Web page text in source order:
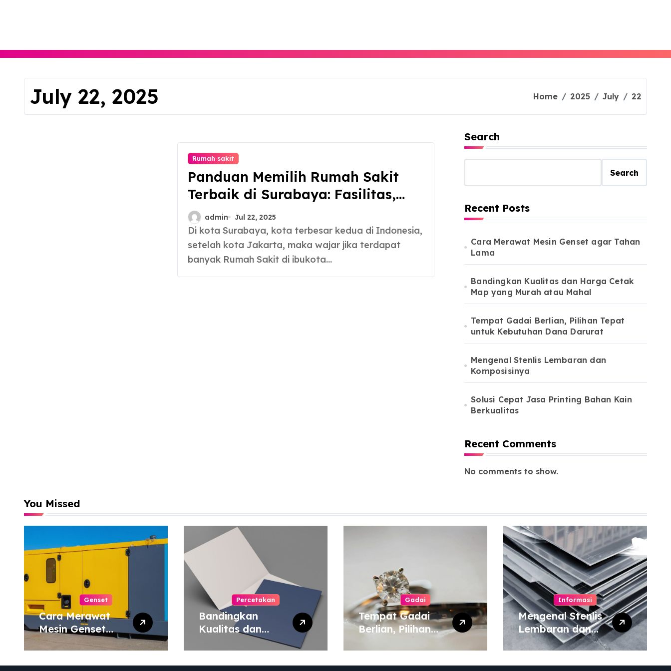
July 22, 2025 Home 2025 July 22
Rumah sakit
Panduan Memilih Rumah Sakit
Terbaik di Surabaya: Fasilitas,
Pelayanan, dan Biaya
admin Jul 22, 2025
Di kota Surabaya, kota terbesar kedua di Indonesia,
setelah kota Jakarta, maka wajar jika terdapat
banyak Rumah Sakit di ibukota…
Search
Search
Recent Posts
Cara Merawat Mesin Genset agar Tahan
Lama
Bandingkan Kualitas dan Harga Cetak
Map yang Murah atau Mahal
Tempat Gadai Berlian, Pilihan Tepat
untuk Kebutuhan Dana Darurat
Mengenal Stenlis Lembaran dan
Komposisinya
Solusi Cepat Jasa Printing Bahan Kain
Berkualitas
Recent Comments
No comments to show.
You Missed
Genset
Cara Merawat
Mesin Genset
agar Tahan Lama
Percetakan
Bandingkan
Kualitas dan
Harga Cetak
Map yang Murah
atau Mahal
Gadai
Tempat Gadai
Berlian, Pilihan
Kebutuhan Dana
Darurat
Informasi
Mengenal Stenlis
Lembaran dan
Komposisinya